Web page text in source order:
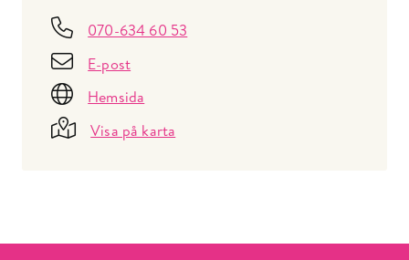
070-634 60 53
E-post
Hemsida
Visa på karta